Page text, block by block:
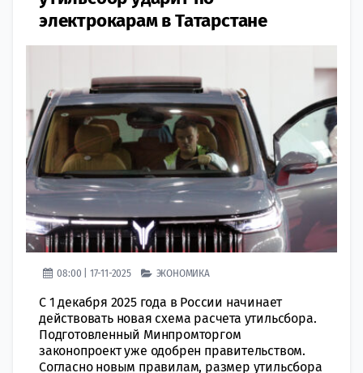
электрокарам в Татарстане
08:00 | 17-11-2025 ЭКОНОМИКА
С 1 декабря 2025 года в России начинает
действовать новая схема расчета утильсбора.
Подготовленный Минпромторгом
законопроект уже одобрен правительством.
Согласно новым правилам, размер утильсбора